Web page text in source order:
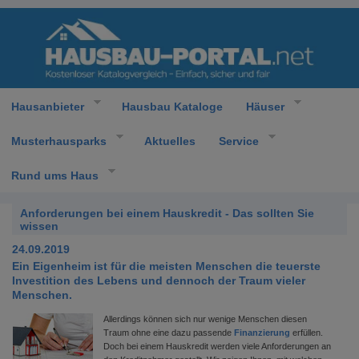
Hausanbieter Hausbau Kataloge Häuser
Musterhausparks Aktuelles Service
Rund ums Haus
Anforderungen bei einem Hauskredit - Das sollten Sie
wissen
24.09.2019
Ein Eigenheim ist für die meisten Menschen die teuerste
Investition des Lebens und dennoch der Traum vieler
Menschen.
Allerdings können sich nur wenige Menschen diesen
Traum ohne eine dazu passende Finanzierung erfüllen.
Doch bei einem Hauskredit werden viele Anforderungen an